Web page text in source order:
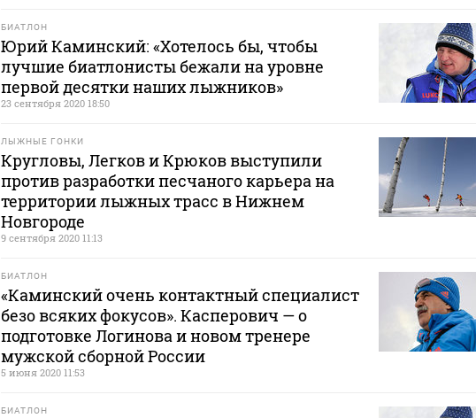
БИАТЛОН
Юрий Каминский: «Хотелось бы, чтобы
лучшие биатлонисты бежали на уровне
первой десятки наших лыжников»
23 сентября 2020 18:50
ЛЫЖНЫЕ ГОНКИ
Кругловы, Легков и Крюков выступили
против разработки песчаного карьера на
территории лыжных трасс в Нижнем
Новгороде
9 сентября 2020 11:13
БИАТЛОН
«Каминский очень контактный специалист
безо всяких фокусов». Касперович — о
подготовке Логинова и новом тренере
мужской сборной России
5 июня 2020 11:53
БИАТЛОН